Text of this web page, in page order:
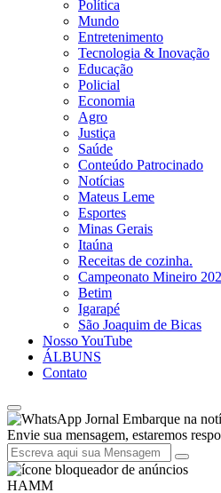
Política
Mundo
Entretenimento
Tecnologia & Inovação
Educação
Policial
Economia
Agro
Justiça
Saúde
Conteúdo Patrocinado
Notícias
Mateus Leme
Esportes
Minas Gerais
Itaúna
Receitas de cozinha.
Campeonato Mineiro
Betim
Igarapé
São Joaquim de Bicas
Nosso YouTube
ÁLBUNS
Contato
Jornal Embarque na
Envie sua mensagem, estaremos
HAMM